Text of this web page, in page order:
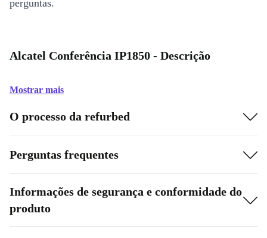
perguntas.
Alcatel Conferência IP1850 - Descrição
Mostrar mais
O processo da refurbed
Perguntas frequentes
Informações de segurança e conformidade do
produto